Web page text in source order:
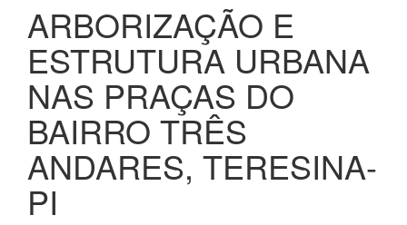
ARBORIZAÇÃO E
ESTRUTURA URBANA
NAS PRAÇAS DO
BAIRRO TRÊS
ANDARES, TERESINA-
PI